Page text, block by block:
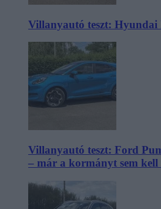
Villanyautó teszt: Hyundai
Villanyautó teszt: Ford
– már a kormányt sem kell